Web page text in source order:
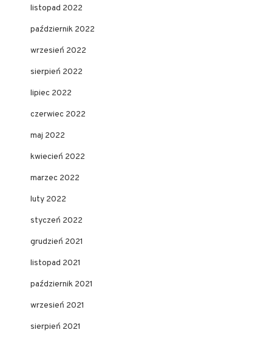
listopad 2022
październik 2022
wrzesień 2022
sierpień 2022
lipiec 2022
czerwiec 2022
maj 2022
kwiecień 2022
marzec 2022
luty 2022
styczeń 2022
grudzień 2021
listopad 2021
październik 2021
wrzesień 2021
sierpień 2021